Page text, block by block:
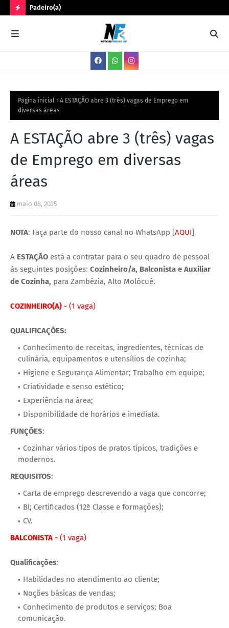
O
V
S
Padeiro(a)
Página inicial
A ESTAÇÃO abre 3 (três) vagas de Emprego em
diversas áreas
A ESTAÇÃO abre 3 (três) vagas
de Emprego em diversas
áreas
maio 08, 2025
NOTA: Faça parte do nosso canal no WhatsApp [AQUI]
A ESTAÇÃO está a contratar para o seu quadro de pessoal
às seguintes posições: Cozinheiro/a, Balconista e Auxiliar
de Cozinha, para Zambézia, Alto Molócuè.
COZINHEIRO(A) - (1 vaga)
QUALIFICAÇÕES:
Conhecimento de receitas, ingredientes, técnicas de
culinária, equipamentos e utensílios de cozinha;
Higiene e Segurança Alimentar; Trabalho em equipe;
Criatividade e senso estético;
Experiência na área;
Disponibilidade de horários e imediata.
FUNÇÕES:
Cozinhar vários tipos de pratos típicos, tradições e
modernos.
REQUISITOS:
Carta de emprego descrevendo a vaga que concorre;
Bl; Certificados (12ª Classe e formações);
CV.
BALCONISTA - (1 vaga)
Qualificações:
Habilidades no atendimento ao cliente;
Noções básicas de vendas;
Conhecimento de produtos e serviços; Boa
comunicação.